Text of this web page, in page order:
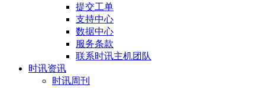
提交工单
支持中心
数据中心
服务条款
联系时讯主机团队
时讯资讯
时讯周刊